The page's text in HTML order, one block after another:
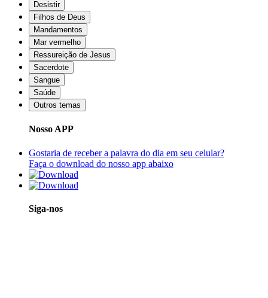
Desistir
Filhos de Deus
Mandamentos
Mar vermelho
Ressureição de Jesus
Sacerdote
Sangue
Saúde
Outros temas
Nosso APP
Gostaria de receber a palavra do dia em seu celular?
Faça o download do nosso app abaixo
Siga-nos